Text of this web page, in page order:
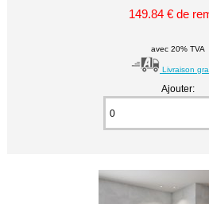
149.84 € de
avec 20% TVA
Livraison
Ajouter: